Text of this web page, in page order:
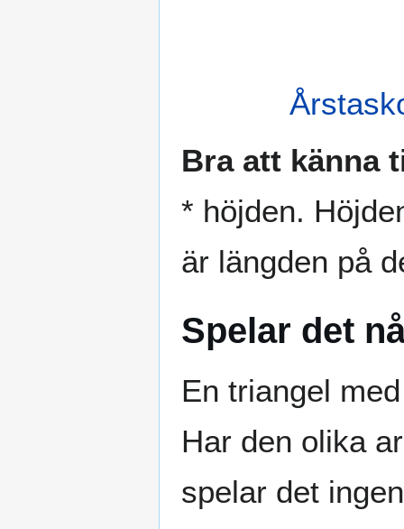
Bra att känna
* höjden.
är längden på
Spelar det
En triangel
Har den olika
spelar det